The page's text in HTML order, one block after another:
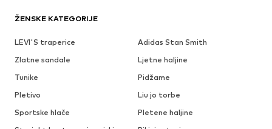
ŽENSKE KATEGORIJE
LEVI'S traperice
Adidas Stan Smith
Zlatne sandale
Ljetne haljine
Tunike
Pidžame
Pletivo
Liu jo torbe
Sportske hlače
Pletene haljine